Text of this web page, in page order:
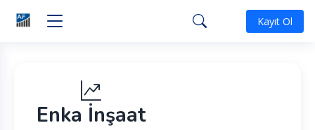
Kayıt Ol
Enka İnşaat